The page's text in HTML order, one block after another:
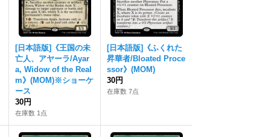
[日本語版]《王国の未
亡人、アヤーラ/Ayar
a, Widow of the Real
m》(MOM)※ショーケ
ース
30円
在庫数 1点
[日本語版]《ふくれた
昇華者/Bloated Proce
ssor》(MOM)
30円
在庫数 7点